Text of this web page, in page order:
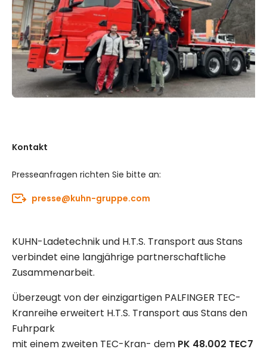
Kontakt
Presseanfragen richten Sie bitte an:
presse@kuhn-gruppe.com
KUHN-Ladetechnik und H.T.S. Transport aus Stans
verbindet eine langjährige partnerschaftliche
Zusammenarbeit.
Überzeugt von der einzigartigen PALFINGER TEC-
Kranreihe erweitert H.T.S. Transport aus Stans den
Fuhrpark
mit einem zweiten TEC-Kran- dem PK 48.002 TEC7